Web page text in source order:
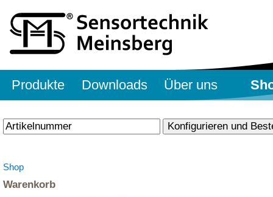
Produkte Downloads Über uns
Shop
Warenkorb